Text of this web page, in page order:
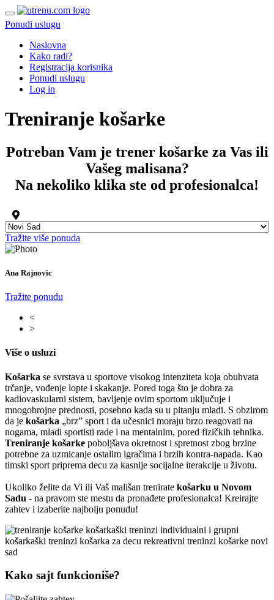
Ponudi uslugu
Naslovna
Kako radi?
Registracija korisnika
Ponudi uslugu
Log in
Treniranje košarke
Potreban Vam je trener košarke za Vas ili
Vašeg malisana?
Na nekoliko klika ste od profesionalca!
Tražite više ponuda
Ana Rajnovic
Tražite ponudu
<
>
Više o usluzi
Košarka se svrstava u sportove visokog intenziteta koja obuhvata
trčanje, vođenje lopte i skakanje. Pored toga što je dobra za
kadiovaskularni sistem, bavljenje ovim sportom uključuje i
mnogobrojne prednosti, posebno kada su u pitanju mladi. S obzirom
da je košarka „brz” sport i da učesnici moraju brzo reagovati na
nogama, mladi sportisti rade i na mentalnim, pored fizičkih tehnika.
Treniranje košarke poboljšava okretnost i spretnost zbog brzine
potrebne za uzmicanje ostalim igračima i brzih kontra-napada. Kao
timski sport priprema decu za kasnije socijalne iterakcije u životu.
Ukoliko želite da Vi ili Vaš mališan trenirate košarku u Novom
Sadu - na pravom ste mestu da pronađete profesionalca! Kreirajte
zahtev i izaberite najbolju ponudu!
Kako sajt funkcioniše?